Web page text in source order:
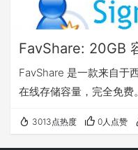
FavShare: 20GB
FavShare 是一款来自于
在线存储容量，完全免费。
3013点热度 0人点赞